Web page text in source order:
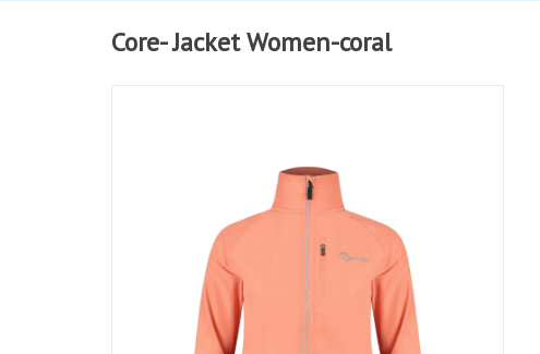
Core- Jacket Women-coral